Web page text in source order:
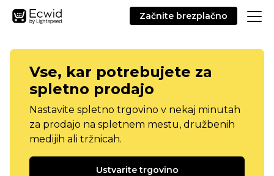
Začnite brezplačno
Vse, kar potrebujete za
spletno prodajo
Nastavite spletno trgovino v nekaj minutah
za prodajo na spletnem mestu, družbenih
medijih ali tržnicah.
Ustvarite trgovino